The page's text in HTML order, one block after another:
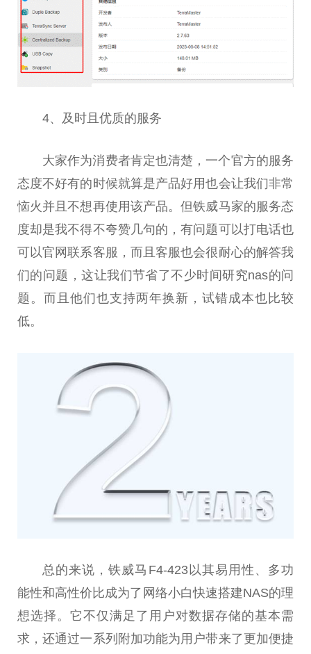
4、及时且优质的服务
大家作为消费者肯定也清楚，一个官方的服务
态度不好有的时候就算是产品好用也会让我们非常
恼火并且不想再使用该产品。但铁威马家的服务态
度却是我不得不夸赞几句的，有问题可以打电话也
可以官网联系客服，而且客服也会很耐心的解答我
们的问题，这让我们节省了不少时间研究nas的问
题。而且他们也支持两年换新，试错成本也比较
低。
总的来说，铁威马F4-423以其易用性、多功
能性和高性价比成为了网络小白快速搭建NAS的理
想选择。它不仅满足了用户对数据存储的基本需
求，还通过一系列附加功能为用户带来了更加便捷